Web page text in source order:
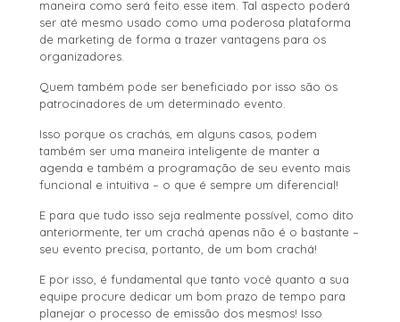
maneira como será feito esse item. Tal aspecto poderá
ser até mesmo usado como uma poderosa plataforma
de marketing de forma a trazer vantagens para os
organizadores.
Quem também pode ser beneficiado por isso são os
patrocinadores de um determinado evento.
Isso porque os crachás, em alguns casos, podem
também ser uma maneira inteligente de manter a
agenda e também a programação de seu evento mais
funcional e intuitiva – o que é sempre um diferencial!
E para que tudo isso seja realmente possível, como dito
anteriormente, ter um crachá apenas não é o bastante –
seu evento precisa, portanto, de um bom crachá!
E por isso, é fundamental que tanto você quanto a sua
equipe procure dedicar um bom prazo de tempo para
planejar o processo de emissão dos mesmos! Isso